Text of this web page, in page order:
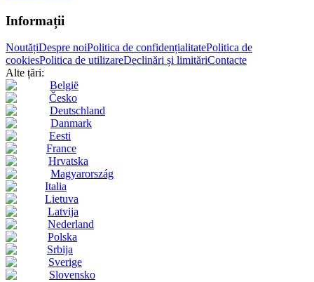
Informații
NoutățiDespre noiPolitica de confidențialitatePolitica de
cookiesPolitica de utilizareDeclinări și limităriContacte
Alte țări:
België
Česko
Deutschland
Danmark
Eesti
France
Hrvatska
Magyarország
Italia
Lietuva
Latvija
Nederland
Polska
Srbija
Sverige
Slovensko